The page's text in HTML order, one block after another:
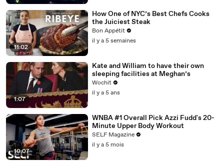
11:02
How One of NYC’s Best Chefs Cooks
the Juiciest Steak
Bon Appétit
il y a 5 semaines
1:07
Kate and William to have their own
sleeping facilities at Meghan’s
Wochit
il y a 5 ans
10:07
WNBA #1 Overall Pick Azzi Fudd's 20-
Minute Upper Body Workout
SELF Magazine
il y a 5 mois